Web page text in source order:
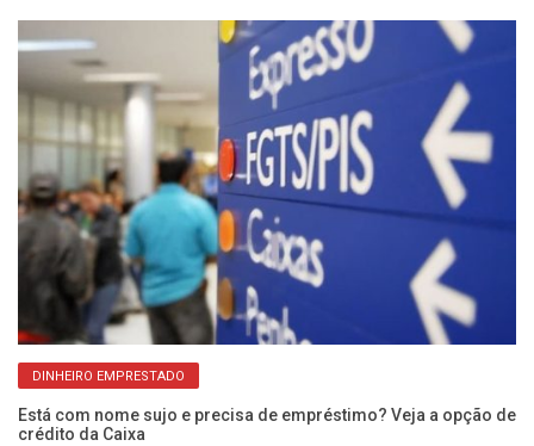
DINHEIRO EMPRESTADO
Está com nome sujo e precisa de empréstimo? Veja a opção de
crédito da Caixa